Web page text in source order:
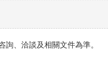
、洽談及相關文件為準。